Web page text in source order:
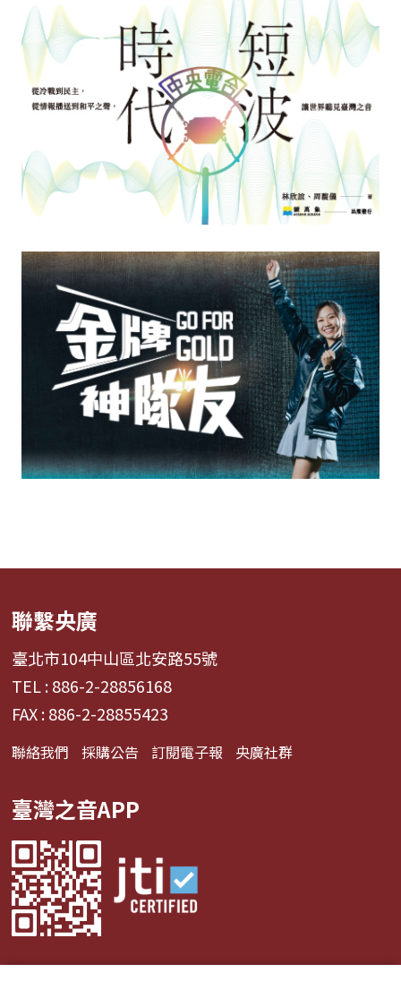
聯繫央廣
臺北市104中山區北安路55號
TEL : 886-2-28856168
FAX : 886-2-28855423
聯絡我們 採購公告 訂閱電子報 央廣社群
臺灣之音APP